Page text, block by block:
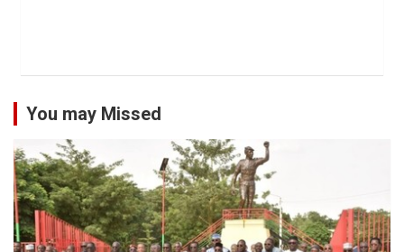
You may Missed